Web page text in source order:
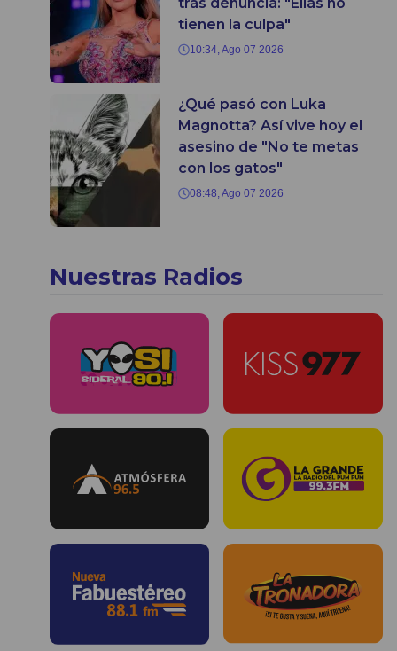
tienen la culpa"
10:34, Ago 07 2026
¿Qué pasó con Luka
Magnotta? Así vive hoy el
asesino de "No te metas
con los gatos"
08:48, Ago 07 2026
Nuestras Radios